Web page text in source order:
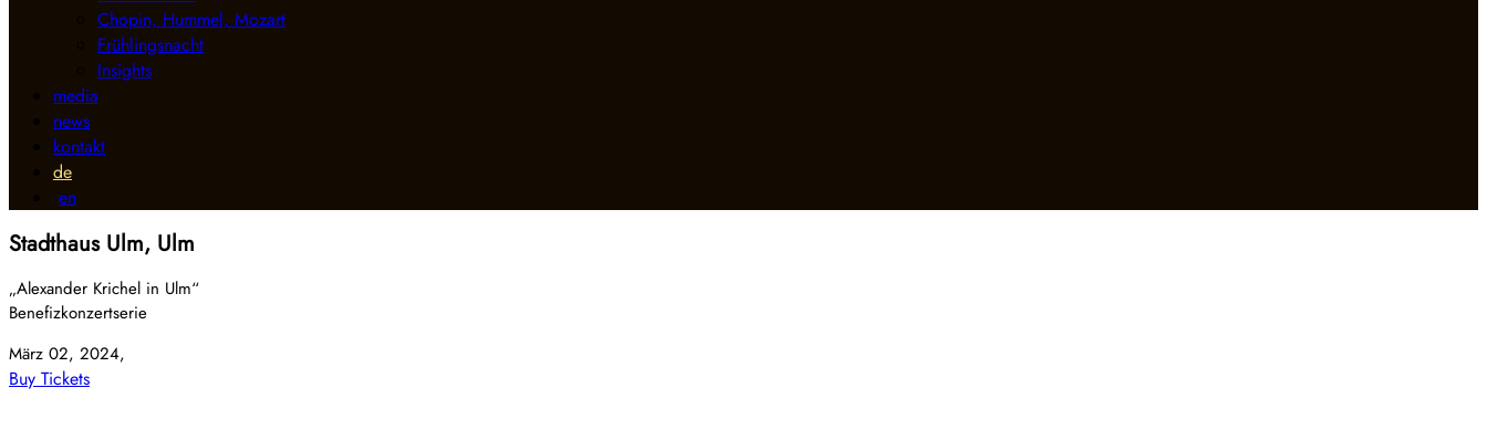
Chopin, Hummel, Mozart
Frühlingsnacht
Insights
media
news
kontakt
de
en
Stadthaus Ulm, Ulm
„Alexander Krichel in Ulm“
Benefizkonzertserie
März 02, 2024,
Buy Tickets